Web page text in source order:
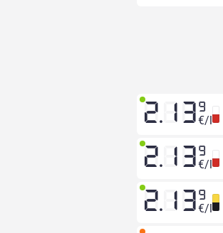
2.13 9
€/l
2.13 9
€/l
2.13 9
€/l